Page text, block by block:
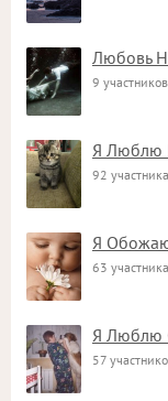
Любовь
9
Я Люблю
92
Я
63
Я Люблю
57